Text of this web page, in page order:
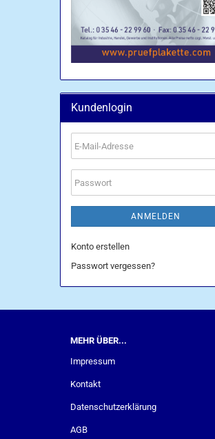
Kundenlogin
E-
Mail-
Adresse
Passwort
ANMELDEN
Konto erstellen
Passwort vergessen?
MEHR ÜBER...
Impressum
Kontakt
Datenschutzerklärung
AGB